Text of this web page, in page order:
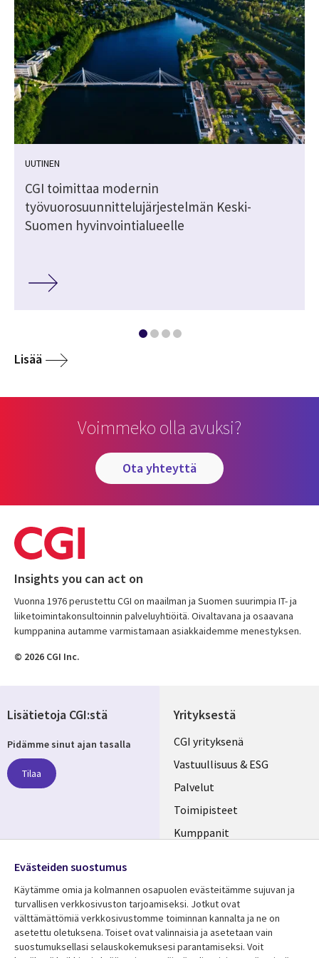
UUTINEN
CGI toimittaa modernin
työvuorosuunnittelujärjestelmän Keski-
Suomen hyvinvointialueelle
Lisää
Voimmeko olla avuksi?
ota yhteyttä
Insights you can act on
Vuonna 1976 perustettu CGI on maailman ja Suomen suurimpia IT- ja
liiketoimintakonsultoinnin palveluyhtiöitä. Oivaltavana ja osaavana
kumppanina autamme varmistamaan asiakkaidemme menestyksen.
© 2026 CGI Inc.
Yrityksestä
Useful
links
FINLAND
CGI yrityksenä
Vastuullisuus & ESG
Palvelut
Toimipisteet
Kumppanit
Resurssikeskus Lisätietoa
Lisätietoja CGI:stä
Pidämme sinut ajan tasalla
Tilaa
Media
FINLAND
Evästeiden suostumus
Käytämme omia ja kolmannen osapuolen evästeitämme sujuvan ja
turvallisen verkkosivuston tarjoamiseksi. Jotkut ovat
välttämättömiä verkkosivustomme toiminnan kannalta ja ne on
asetettu oletuksena. Toiset ovat valinnaisia ​​ja asetetaan vain
suostumuksellasi selauskokemuksesi parantamiseksi. Voit